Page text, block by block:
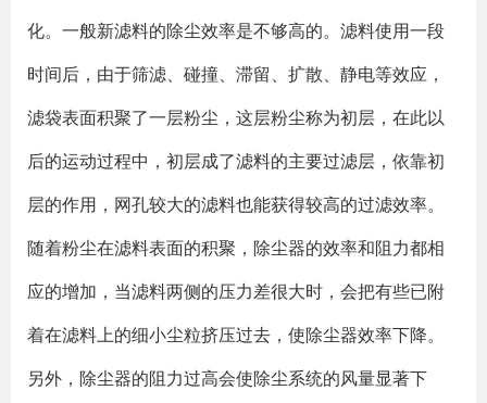
化。一般新滤料的除尘效率是不够高的。滤料使用一段
时间后，由于筛滤、碰撞、滞留、扩散、静电等效应，
滤袋表面积聚了一层粉尘，这层粉尘称为初层，在此以
后的运动过程中，初层成了滤料的主要过滤层，依靠初
层的作用，网孔较大的滤料也能获得较高的过滤效率。
随着粉尘在滤料表面的积聚，除尘器的效率和阻力都相
应的增加，当滤料两侧的压力差很大时，会把有些已附
着在滤料上的细小尘粒挤压过去，使除尘器效率下降。
另外，除尘器的阻力过高会使除尘系统的风量显著下